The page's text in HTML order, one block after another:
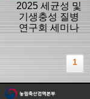
2025 세균성 및
기생충성 질병
연구회 세미나
1